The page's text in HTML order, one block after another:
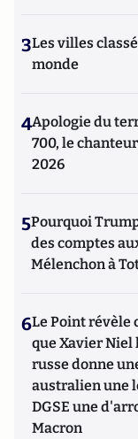
3Les villes
monde
4Apologie du
700, le chanteur
2026
5Pourquoi
des comptes
Mélenchon à
6Le Point révèle
que Xavier Niel
russe donne
australien une
DGSE une
Macron